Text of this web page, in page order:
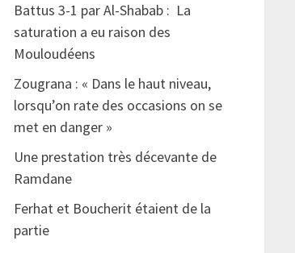
Battus 3-1 par Al-Shabab : La
saturation a eu raison des
Mouloudéens
Zougrana : « Dans le haut niveau,
lorsqu’on rate des occasions on se
met en danger »
Une prestation très décevante de
Ramdane
Ferhat et Boucherit étaient de la
partie